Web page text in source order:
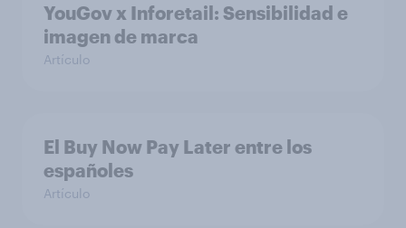
YouGov x Inforetail: Sensibilidad e
imagen de marca
Artículo
El Buy Now Pay Later entre los
españoles
Artículo